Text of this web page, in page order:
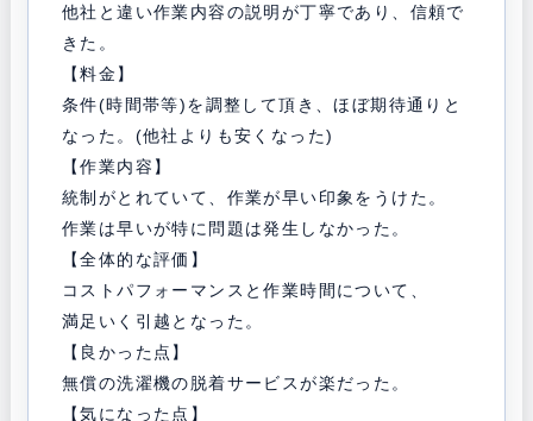
他社と違い作業内容の説明が丁寧であり、信頼で
きた。
【料金】
条件(時間帯等)を調整して頂き、ほぼ期待通りと
なった。(他社よりも安くなった)
【作業内容】
統制がとれていて、作業が早い印象をうけた。
作業は早いが特に問題は発生しなかった。
【全体的な評価】
コストパフォーマンスと作業時間について、
満足いく引越となった。
【良かった点】
無償の洗濯機の脱着サービスが楽だった。
【気になった点】